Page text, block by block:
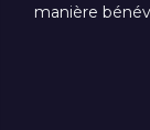
manière